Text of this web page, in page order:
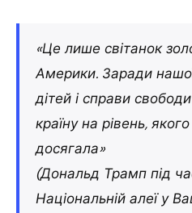
«Це лише світанок
Америки. Заради
дітей і справи
країну на рівень,
досягала»
(Дональд Трамп під
Національній алеї у